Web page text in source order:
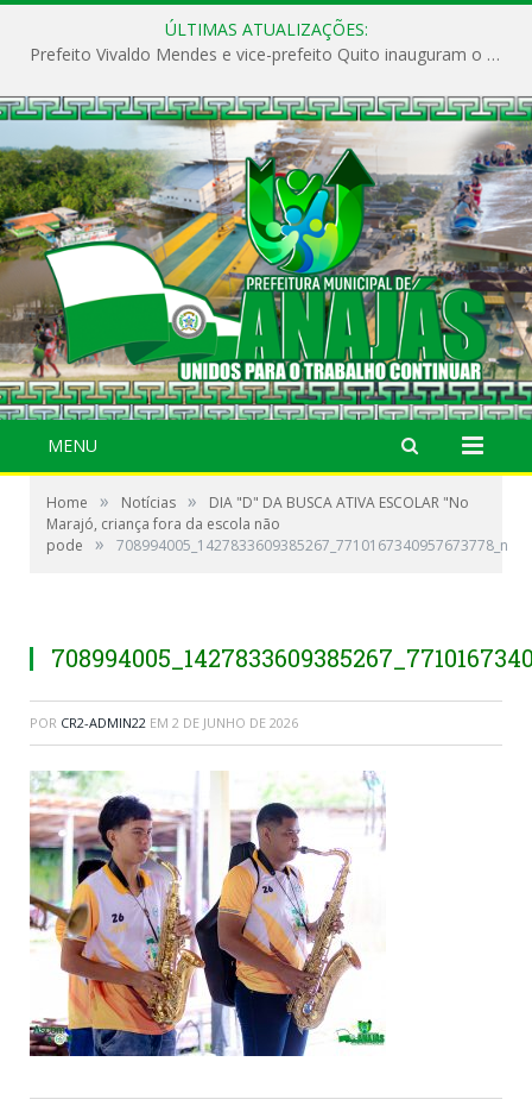
ÚLTIMAS ATUALIZAÇÕES:
Prefeito Vivaldo Mendes e vice-prefeito Quito inauguram o CAPS e fortalecem a saúde pública em Anajás.
MENU
Home » Notícias »
DIA "D" DA BUSCA ATIVA ESCOLAR "No
Marajó, criança fora da escola não
pode
» 708994005_1427833609385267_7710167340957673778_n
POR CR2-ADMIN22 EM 2 DE JUNHO DE 2026